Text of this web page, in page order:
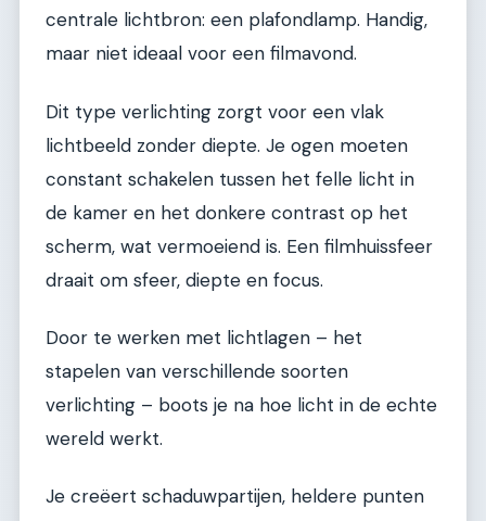
centrale lichtbron: een plafondlamp. Handig,
maar niet ideaal voor een filmavond.
Dit type verlichting zorgt voor een vlak
lichtbeeld zonder diepte. Je ogen moeten
constant schakelen tussen het felle licht in
de kamer en het donkere contrast op het
scherm, wat vermoeiend is. Een filmhuissfeer
draait om sfeer, diepte en focus.
Door te werken met lichtlagen – het
stapelen van verschillende soorten
verlichting – boots je na hoe licht in de echte
wereld werkt.
Je creëert schaduwpartijen, heldere punten